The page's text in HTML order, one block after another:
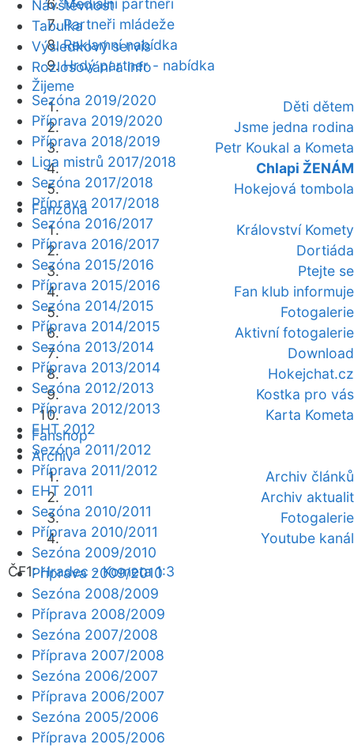
Mediální partneři
Partneři mládeže
Reklamní nabídka
Hrdý partner - nabídka
Žijeme
Děti dětem
Jsme jedna rodina
Petr Koukal a Kometa
Chlapi ŽENÁM
Hokejová tombola
Fanzóna
Království Komety
Dortiáda
Ptejte se
Fan klub informuje
Fotogalerie
Aktivní fotogalerie
Download
Hokejchat.cz
Kostka pro vás
Karta Kometa
Fanshop
Archiv
Archiv článků
Archiv aktualit
Fotogalerie
Youtube kanál
ČF1:Hradec - Kometa 1:3
Návštěvnost
Tabulka
Výsledkový servis
Rozlosování a info
Sezóna 2019/2020
Příprava 2019/2020
Příprava 2018/2019
Liga mistrů 2017/2018
Sezóna 2017/2018
Příprava 2017/2018
Sezóna 2016/2017
Příprava 2016/2017
Sezóna 2015/2016
Příprava 2015/2016
Sezóna 2014/2015
Příprava 2014/2015
Sezóna 2013/2014
Příprava 2013/2014
Sezóna 2012/2013
Příprava 2012/2013
EHT 2012
Sezóna 2011/2012
Příprava 2011/2012
EHT 2011
Sezóna 2010/2011
Příprava 2010/2011
Sezóna 2009/2010
Příprava 2009/2010
Sezóna 2008/2009
Příprava 2008/2009
Sezóna 2007/2008
Příprava 2007/2008
Sezóna 2006/2007
Příprava 2006/2007
Sezóna 2005/2006
Příprava 2005/2006